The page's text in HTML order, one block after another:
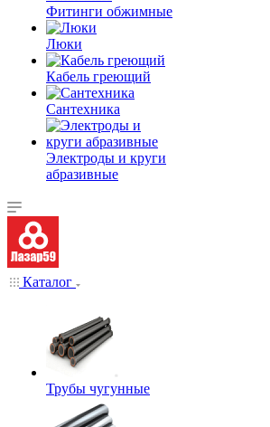
Фитинги обжимные
Люки
Кабель греющий
Сантехника
Электроды и круги
абразивные
Каталог
Трубы чугунные